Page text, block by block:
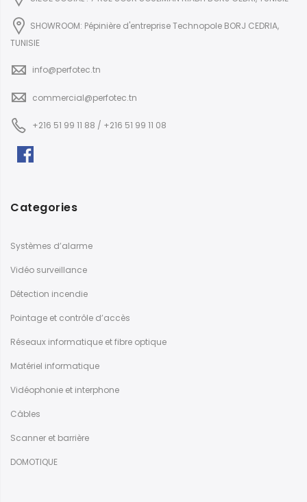
SHOWROOM: Pépinière d'entreprise Technopole BORJ CEDRIA,
TUNISIE
info@perfotec.tn
commercial@perfotec.tn
+216 51 99 11 88 / +216 51 99 11 08
Categories
Systèmes d’alarme
Vidéo surveillance
Détection incendie
Pointage et contrôle d’accès
Réseaux informatique et fibre optique
Matériel informatique
Vidéophonie et interphone
Câbles
Scanner et barrière
DOMOTIQUE